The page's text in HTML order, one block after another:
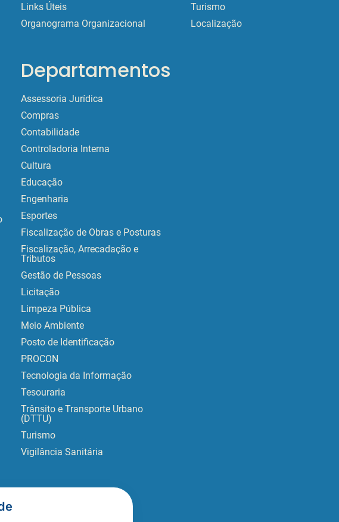
Links Úteis
Organograma Organizacional
Departamentos
Assessoria Jurídica
Compras
Contabilidade
Controladoria Interna
Cultura
Educação
Engenharia
Esportes
Fiscalização de Obras e Posturas
Fiscalização, Arrecadação e
Tributos
Gestão de Pessoas
Licitação
Limpeza Pública
Meio Ambiente
Posto de Identificação
PROCON
Tecnologia da Informação
Tesouraria
Trânsito e Transporte Urbano
(DTTU)
Turismo
Vigilância Sanitária
Turismo
Localização